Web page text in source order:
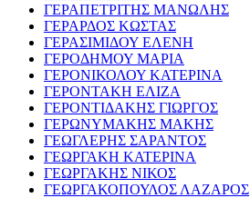
ΓΕΡΑΠΕΤΡΙΤΗΣ ΜΑΝΩΛΗΣ
ΓΕΡΑΡΔΟΣ ΚΩΣΤΑΣ
ΓΕΡΑΣΙΜΙΔΟΥ ΕΛΕΝΗ
ΓΕΡΟΔΗΜΟΥ ΜΑΡΙΑ
ΓΕΡΟΝΙΚΟΛΟΥ ΚΑΤΕΡΙΝΑ
ΓΕΡΟΝΤΑΚΗ ΕΛΙΖΑ
ΓΕΡΟΝΤΙΔΑΚΗΣ ΓΙΩΡΓΟΣ
ΓΕΡΩΝΥΜΑΚΗΣ ΜΑΚΗΣ
ΓΕΩΓΛΕΡΗΣ ΣΑΡΑΝΤΟΣ
ΓΕΩΡΓΑΚΗ ΚΑΤΕΡΙΝΑ
ΓΕΩΡΓΑΚΗΣ ΝΙΚΟΣ
ΓΕΩΡΓΑΚΟΠΟΥΛΟΣ ΛΑΖΑΡΟΣ